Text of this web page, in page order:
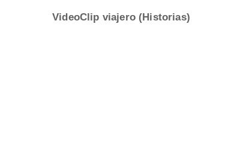
VideoClip viajero (Historias)